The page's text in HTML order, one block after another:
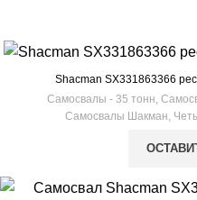
Shacman SX331863366
Самосвалы - 35 тонн,
Самосвалы Шакман,